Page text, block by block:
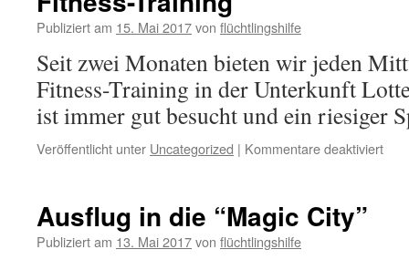
Publiziert am 15. Mai 2017von flüchtlingshilfe
Seit zwei Monaten bieten wir jeden
Fitness-Training in der Unterkunft
ist immer gut besucht und ein riesiger
Veröffentlicht unter Uncategorized | Kommentare deaktiviert
Ausflug in die “Magic City”
Publiziert am 13. Mai 2017von flüchtlingshilfe